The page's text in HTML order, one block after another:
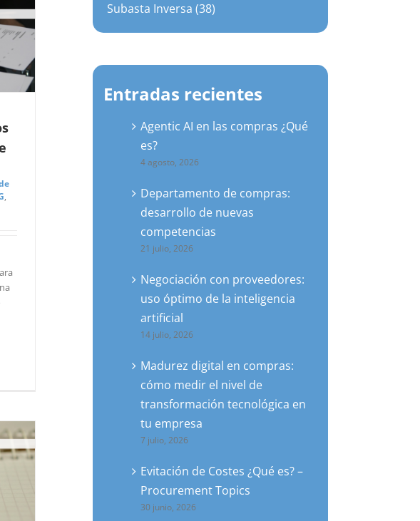
,
Subasta Inversa (38)
Entradas recientes
Agentic AI en las compras ¿Qué
es?
4 agosto, 2026
Departamento de compras:
desarrollo de nuevas
competencias
21 julio, 2026
Negociación con proveedores:
uso óptimo de la inteligencia
artificial
14 julio, 2026
Madurez digital en compras:
cómo medir el nivel de
transformación tecnológica en
tu empresa
7 julio, 2026
Evitación de Costes ¿Qué es? –
Procurement Topics
30 junio, 2026